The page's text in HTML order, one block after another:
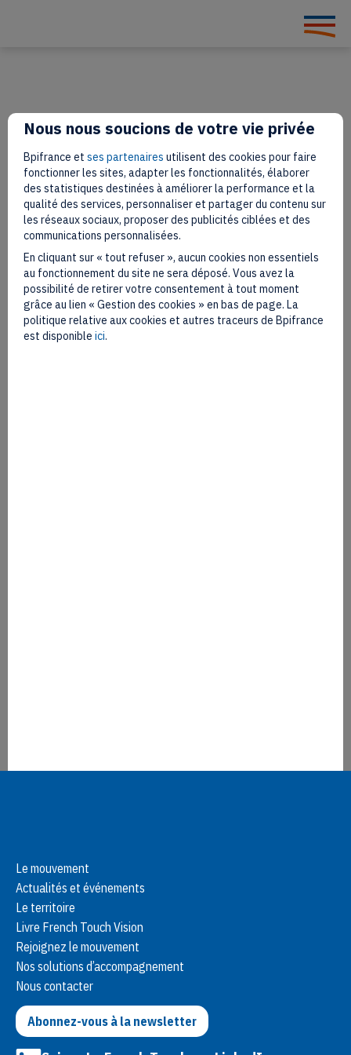
Notre Newsletter
Le meilleur de l’actualité des industries culturelles et créatives
françaises. La nouvelle tendance qui se chuchote, des initiés qui se
confient, l’agenda idéal, les nouvelles têtes à suivre, des coups de
cœur…
Le mouvement
Actualités et événements
Le territoire
Livre French Touch Vision
Rejoignez le mouvement
Nos solutions d’accompagnement
Nous contacter
Abonnez-vous à la newsletter
Nous nous soucions de votre vie privée
Bpifrance et ses partenaires utilisent des cookies pour faire
fonctionner les sites, adapter les fonctionnalités, élaborer
des statistiques destinées à améliorer la performance et la
qualité des services, personnaliser et partager du contenu sur
les réseaux sociaux, proposer des publicités ciblées et des
communications personnalisées.
En cliquant sur « tout refuser », aucun cookies non essentiels
au fonctionnement du site ne sera déposé. Vous avez la
possibilité de retirer votre consentement à tout moment
grâce au lien « Gestion des cookies » en bas de page. La
politique relative aux cookies et autres traceurs de Bpifrance
est disponible ici.
Paramétrer